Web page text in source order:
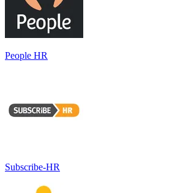
People HR
Subscribe-HR